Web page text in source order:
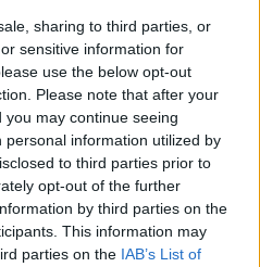
sharing to third parties, or
sensitive information for
use the below opt-out
Please note that after your
may continue seeing
information utilized by
to third parties prior to
opt-out of the further
by third parties on the
This information may
parties on the IAB’s List of